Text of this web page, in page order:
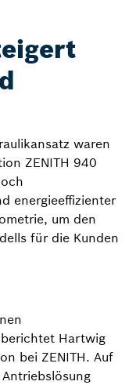
waren
ZENITH 940
energieeffizienter
um den
für die Kunden
Hartwig
bei ZENITH. Auf